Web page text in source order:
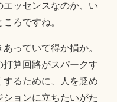
ッセンスなのか、い
ろですね。
っていて得か損か。
算回路がスパークす
るために、人を貶め
ョンに立ちたいがた